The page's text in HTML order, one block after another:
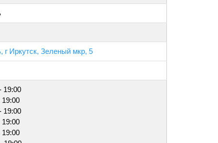
г Иркутск, Зеленый мкр, 5
19:00
19:00
19:00
19:00
19:00